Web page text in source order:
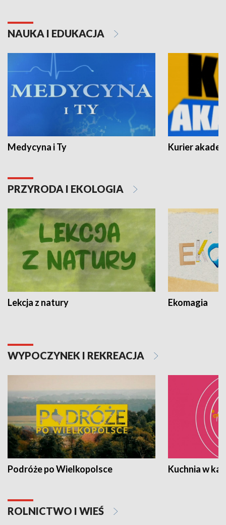
NAUKA I EDUKACJA
Medycyna i Ty Kurier
PRZYRODA I EKOLOGIA
Lekcja z natury Ekomagia
WYPOCZYNEK I REKREACJA
Podróże po Wielkopolsce Kuchnia w
ROLNICTWO I WIEŚ